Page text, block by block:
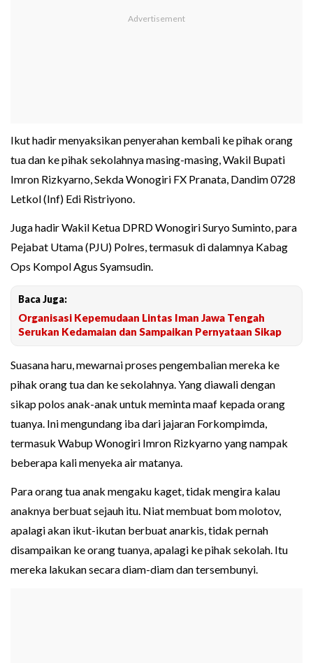
Ikut hadir menyaksikan penyerahan kembali ke pihak orang
tua dan ke pihak sekolahnya masing-masing, Wakil Bupati
Imron Rizkyarno, Sekda Wonogiri FX Pranata, Dandim 0728
Letkol (Inf) Edi Ristriyono.
Juga hadir Wakil Ketua DPRD Wonogiri Suryo Suminto, para
Pejabat Utama (PJU) Polres, termasuk di dalamnya Kabag
Ops Kompol Agus Syamsudin.
Baca Juga:
Organisasi Kepemudaan Lintas Iman Jawa Tengah
Serukan Kedamaian dan Sampaikan Pernyataan Sikap
Suasana haru, mewarnai proses pengembalian mereka ke
pihak orang tua dan ke sekolahnya. Yang diawali dengan
sikap polos anak-anak untuk meminta maaf kepada orang
tuanya. Ini mengundang iba dari jajaran Forkompimda,
termasuk Wabup Wonogiri Imron Rizkyarno yang nampak
beberapa kali menyeka air matanya.
Para orang tua anak mengaku kaget, tidak mengira kalau
anaknya berbuat sejauh itu. Niat membuat bom molotov,
apalagi akan ikut-ikutan berbuat anarkis, tidak pernah
disampaikan ke orang tuanya, apalagi ke pihak sekolah. Itu
mereka lakukan secara diam-diam dan tersembunyi.